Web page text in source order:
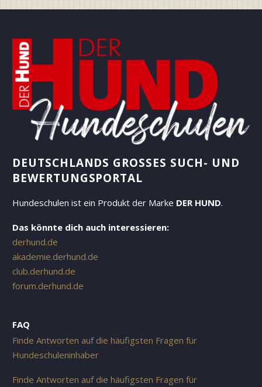
DEUTSCHLANDS GROSSES SUCH- UND B
EWERTUNGSPORTAL
Hundeschulen ist ein Produkt der Marke DER HUND.
Das könnte dich auch interessieren:
derhund.de
akademie.derhund.de
club.derhund.de
forum.derhund.de
FAQ
Finde Antworten auf die häufigsten Fragen für
Hundeschuleninhaber
Finde Antworten auf die häufigsten Fragen für